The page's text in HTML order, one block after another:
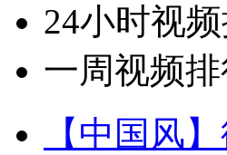
24小时视
一周视频
【中国风